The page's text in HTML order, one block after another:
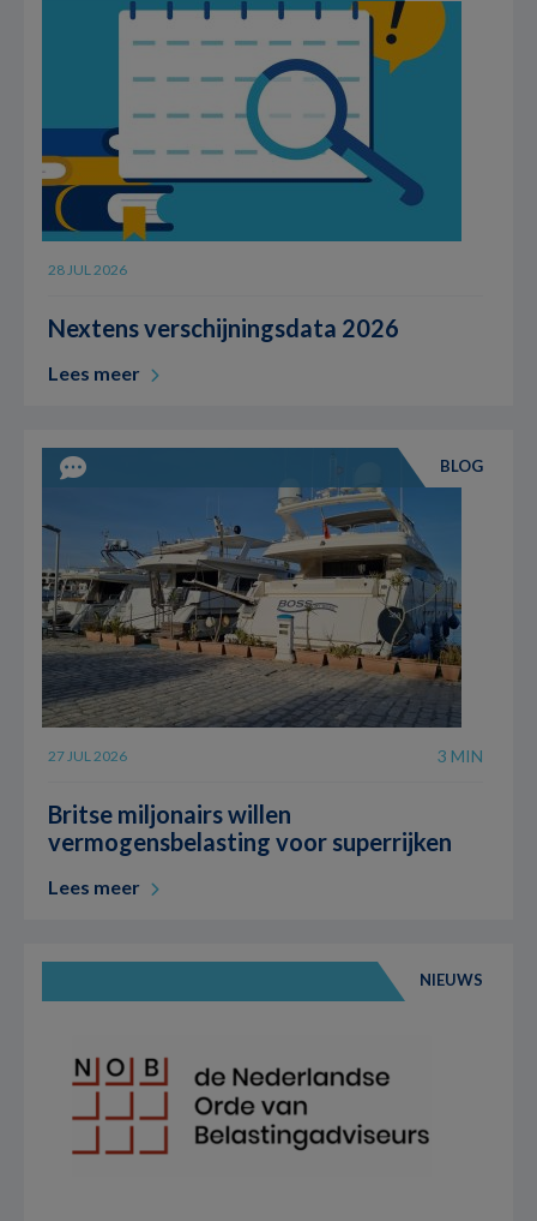
28 JUL 2026
Nextens verschijningsdata 2026
Lees meer
BLOG
27 JUL 2026 3 MIN
Britse miljonairs willen
vermogensbelasting voor superrijken
Lees meer
NIEUWS